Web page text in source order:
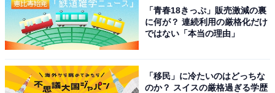
「青春18きっぷ」販売激減の裏
に何が？ 連続利用の厳格化だけ
ではない「本当の理由」
「移民」に冷たいのはどっちな
のか？ スイスの厳格過ぎる学歴